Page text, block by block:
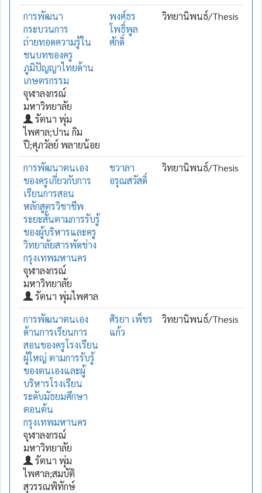
การพัฒนา
กระบวนการ
ถ่ายทอดความรู้ใน
ชนบทของครู
ภูมิปัญญาไทยด้าน
เกษตรกรรม
จุฬาลงกรณ์
มหาวิทยาลัย
รัตนา พุ่ม
ไพศาล;ปาน กิม
ปี;ศุภวัลย์ พลายน้อย
พงศ์ธร
โพธิ์พูล
ศักดิ์
วิทยานิพนธ์/Thesis
การพัฒนาตนเอง
ของครูเกี่ยวกับการ
เรียนการสอน
หลักสูตรวิชาชีพ
ระยะสั้นตามการรับรู้
ของผู้บริหารและครู
วิทยาลัยสารพัดช่าง
กรุงเทพมหานคร
จุฬาลงกรณ์
มหาวิทยาลัย
รัตนา พุ่มไพศาล
ชวาลา
อรุณสวัสดิ์
วิทยานิพนธ์/Thesis
การพัฒนาตนเอง
ด้านการเรียนการ
สอนของครูโรงเรียน
ผู้ใหญ่ ตามการรับรู้
ของตนเองและผู้
บริหารโรงเรียน
ระดับมัธยมศึกษา
ตอนต้น
กรุงเทพมหานคร
จุฬาลงกรณ์
มหาวิทยาลัย
รัตนา พุ่ม
ไพศาล;สมบัติ
สุวรรณพิทักษ์
ศิรยา เพ็ชร
แก้ว
วิทยานิพนธ์/Thesis